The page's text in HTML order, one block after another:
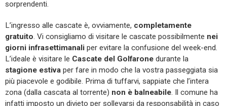
sorprendenti.
L’ingresso alle cascate è, ovviamente, completamente
gratuito. Vi consigliamo di visitare le cascate possibilmente nei
giorni infrasettimanali per evitare la confusione del week-end.
L’ideale è visitare le Cascate del Golfarone durante la
stagione estiva per fare in modo che la vostra passeggiata sia
più piacevole e godibile. Prima di tuffarvi, sappiate che l’intera
zona (dalla cascata al torrente) non è balneabile. Il comune ha
infatti imposto un divieto per sollevarsi da responsabilità in caso